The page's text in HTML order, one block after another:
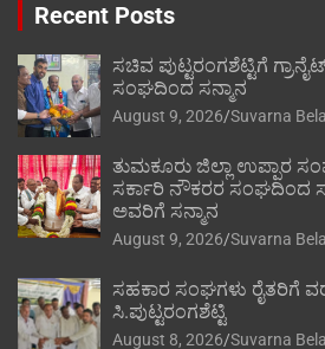
Recent Posts
ಸಚಿವ ಪುಟ್ಟರಂಗಶೆಟ್ಟಿಗೆ
ಸಂಘದಿಂದ ಸನ್ಮಾನ
August 9, 2026 Suvarna
ತುಮಕೂರು ಜಿಲ್ಲಾ ಉಪ್ಪಾರ
ಸರ್ಕಾರಿ ನೌಕರರ ಸಂಘದಿಂದ
ಅವರಿಗೆ ಸನ್ಮಾನ
August 9, 2026 Suvarna
ಸಹಕಾರ ಸಂಘಗಳು ರೈತರಿಗೆ
ಸಿ.ಪುಟ್ಟರಂಗಶೆಟ್ಟಿ
August 8, 2026 Suvarna